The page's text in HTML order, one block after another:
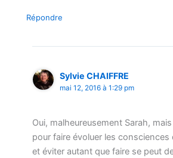
Répondre
Sylvie CHAIFFRE
mai 12, 2016 à 1:29 pm
Oui, malheureusement Sarah,
pour faire évoluer les consciences
et éviter autant que faire se peut